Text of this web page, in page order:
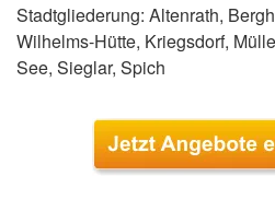
Stadtgliederung: Altenrath,
Wilhelms-Hütte, Kriegsdorf,
See, Sieglar, Spich